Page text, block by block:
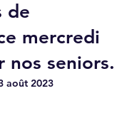
de
mercredi
nos seniors.
août 2023